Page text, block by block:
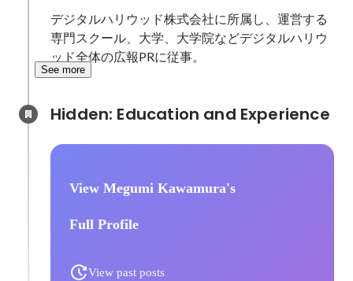
デジタルハリウッド株式会社に所属し、運営する
専門スクール、大学、大学院などデジタルハリウ
ッド全体の広報PRに従事。
See more
View Megumi Kawamura's
Full Profile
View past posts